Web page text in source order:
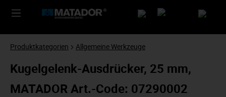
Produktkategorien Allgemeine Werkzeuge
Kugelgelenk-Ausdrücker, 25 mm,
MATADOR Art.-Code: 07290002